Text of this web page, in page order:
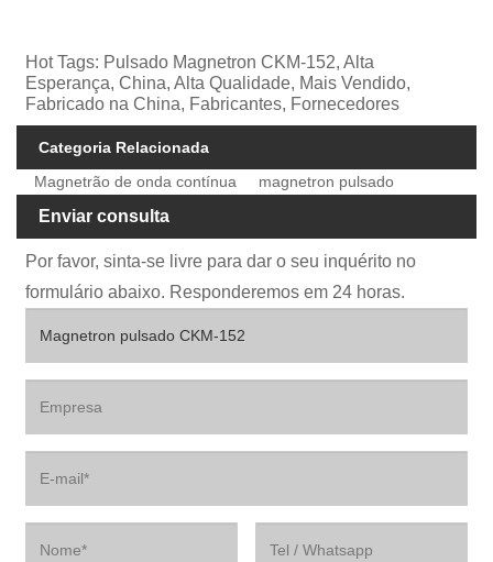
Hot Tags: Pulsado Magnetron CKM-152, Alta
Esperança, China, Alta Qualidade, Mais Vendido,
Fabricado na China, Fabricantes, Fornecedores
Categoria Relacionada
Magnetrão de onda contínua
magnetron pulsado
Enviar consulta
Por favor, sinta-se livre para dar o seu inquérito no
formulário abaixo. Responderemos em 24 horas.